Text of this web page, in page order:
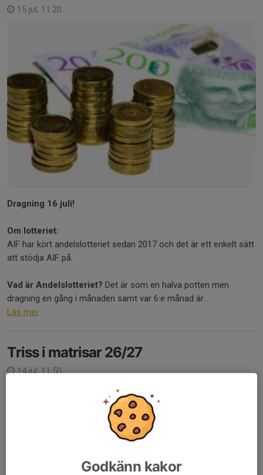
15 jul, 11:20
Dragning 16 juli!
Om lotteriet:
AIF har kört andelslotteriet sedan 2017 och det är ett enkelt sätt
att stödja AIF på.
Vad är Andelslotteriet? Det är som en halva potten men
dragning en gång i månaden samt var 6:e månad är...
Läs mer
Triss i matrisar 26/27
14 jul, 11:50
Godkänn kakor